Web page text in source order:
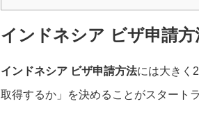
インドネシア ビザ申請方
インドネシア ビザ申請方法には大きく
取得するか」を決めることがスタート